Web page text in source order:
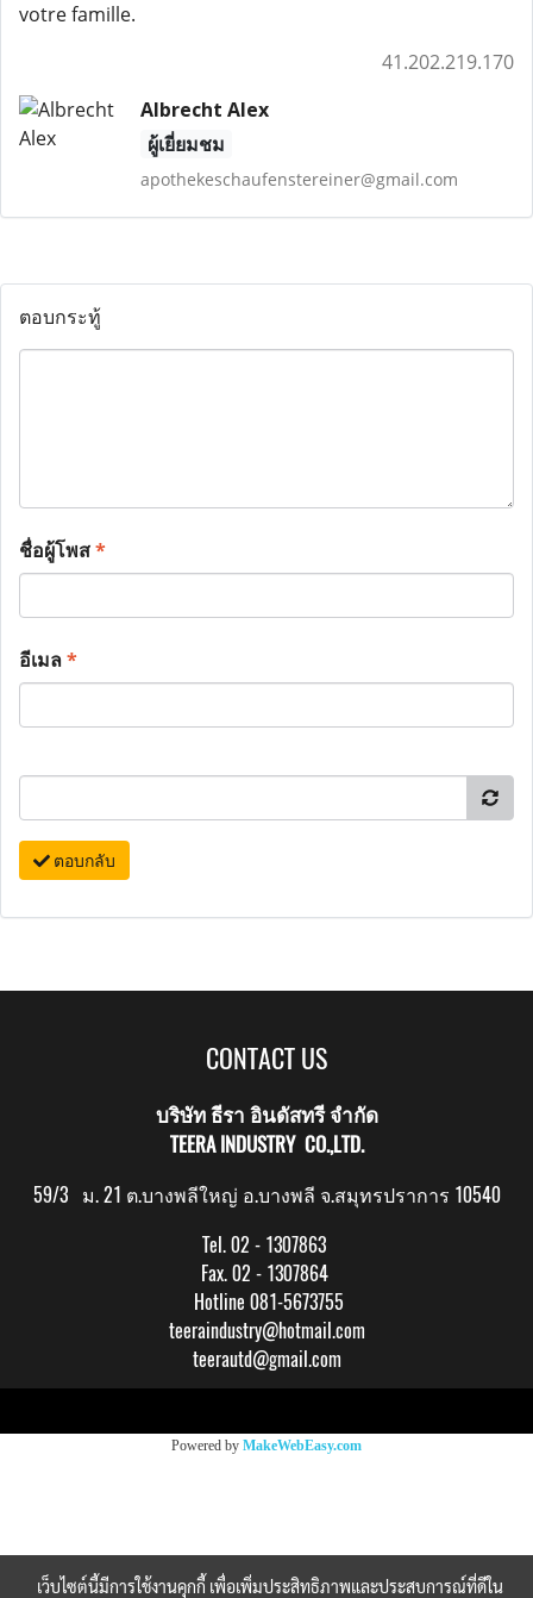
votre famille.
41.202.219.170
Albrecht Alex
ผู้เยี่ยมชม
apothekeschaufenstereiner@gmail.com
ตอบกระทู้
ชื่อผู้โพส*
อีเมล*
ตอบกลับ
CONTACT US
บริษัท ธีรา อินดัสทรี จำกัด
TEERA INDUSTRY CO.,LTD.
59/3 ม. 21 ต.บางพลีใหญ่ อ.บางพลี จ.สมุทรปราการ 10540
Tel. 02 - 1307863
Fax. 02 - 1307864
Hotline 081-5673755
teeraindustry@hotmail.com
teerautd@gmail.com
Powered by MakeWebEasy.com
เว็บไซต์นี้มีการใช้งานคุกกี้ เพื่อเพิ่มประสิทธิภาพและประสบการณ์ที่ดีใน